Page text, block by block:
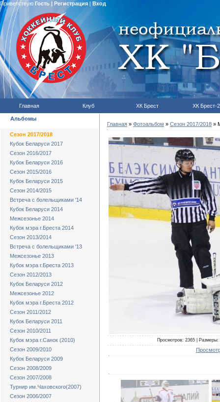
Приветствую Гость | Регистрация| Вход
Главная Клуб ХК Брест ХК Брест-2
Альбомы
Сезон 2017/2018
Кубок Беларуси 2017
Сезон 2016/2017
Кубок Беларуси 2016
Сезон 2015/2016
Кубок Беларуси 2015
Сезон 2014/2015
Встреча с болельщиками '14
Кубок Беларуси 2014
Межсезонье 2014
Кубок мэра г.Бреста 2014
Сезон 2013/2014
Встреча с болельщиками '13
Межсезонье 2013
Кубок мэра г.Бреста 2013
Сезон 2012/2013
Кубок Беларуси 2012
Межсезонье 2012
Кубок мэра г.Бреста 2012
Сезон 2011/2012
Кубок Беларуси 2011
Сезон 2010/2011
Кубок мэра г.Санок (2010)
Сезон 2009/2010
Кубок Беларуси 2009
Сезон 2008/2009
Сезон 2007/2008
Турнир им.Чаховского(2007)
Сезон 2006/2007
Главная » Фотоальбом » Сезон 2017/2018 »
Просмотров: 2365 |